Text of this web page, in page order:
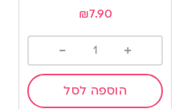
₪7.90
+
-
הוספה לסל